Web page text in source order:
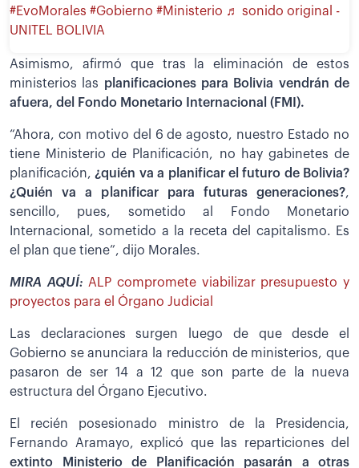
#EvoMorales #Gobierno #Ministerio ♬ sonido original -
UNITEL BOLIVIA
Asimismo, afirmó que tras la eliminación de estos
ministerios las planificaciones para Bolivia vendrán de
afuera, del Fondo Monetario Internacional (FMI).
“Ahora, con motivo del 6 de agosto, nuestro Estado no
tiene Ministerio de Planificación, no hay gabinetes de
planificación,¿quién va a planificar el futuro de Bolivia?
¿Quién va a planificar para futuras generaciones?,
sencillo, pues, sometido al Fondo Monetario
Internacional, sometido a la receta del capitalismo. Es
el plan que tiene”, dijo Morales.
MIRA AQUÍ: ALP compromete viabilizar presupuesto y
proyectos para el Órgano Judicial
Las declaraciones surgen luego de que desde el
Gobierno se anunciara la reducción de ministerios, que
pasaron de ser 14 a 12 que son parte de la nueva
estructura del Órgano Ejecutivo.
El recién posesionado ministro de la Presidencia,
Fernando Aramayo, explicó que las reparticiones del
extinto Ministerio de Planificación pasarán a otras